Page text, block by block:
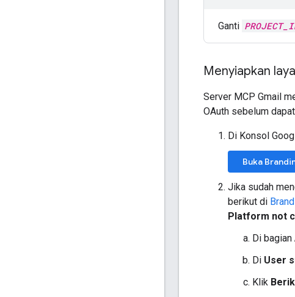
Ganti
Menyiapkan
Server MCP Gmail
OAuth sebelum
Di Konsol
Buka
Jika sudah
berikut di
Platform not
Di bagian
Di User
Klik